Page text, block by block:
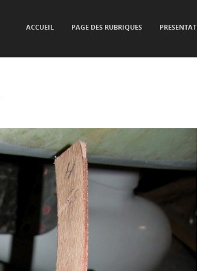
ACCUEIL PAGE DES RUBRIQUES